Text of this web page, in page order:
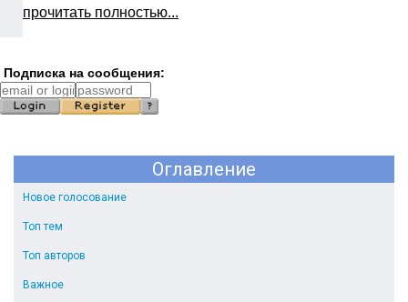
прочитать полностью...
Подписка на сообщения:
Оглавление
Новое голосование
Топ тем
Топ авторов
Важное